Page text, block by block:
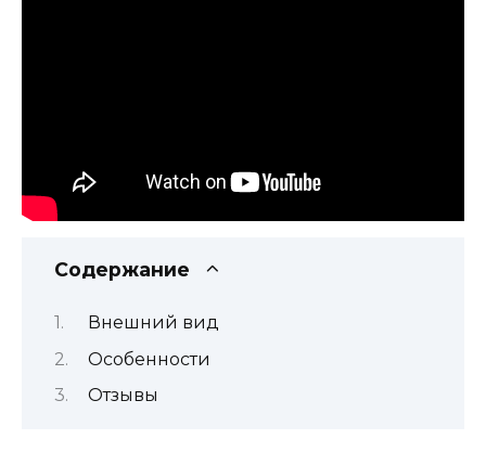
Содержание
Внешний вид
Особенности
Отзывы